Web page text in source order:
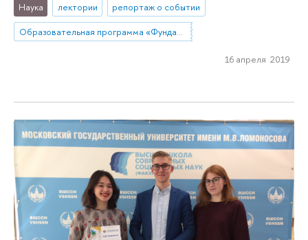
Наука лектории
репортаж о событии
Образовательная программа «Фундаментальная и прикладная математика»
16 апреля 2019